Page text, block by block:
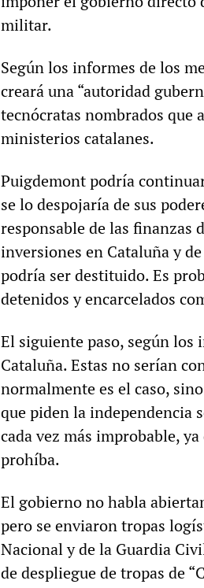
militar.
Según los informes de los
creará una “autoridad
tecnócratas nombrados que
ministerios catalanes.
Puigdemont podría
se lo despojaría de sus
responsable de las finanzas
inversiones en Cataluña y
podría ser destituido. Es
detenidos y encarcelados
El siguiente paso, según los
Cataluña. Estas no serían
normalmente es el caso,
que piden la independencia
cada vez más improbable,
prohíba.
El gobierno no habla
pero se enviaron tropas
Nacional y de la Guardia
de despliegue de tropas de